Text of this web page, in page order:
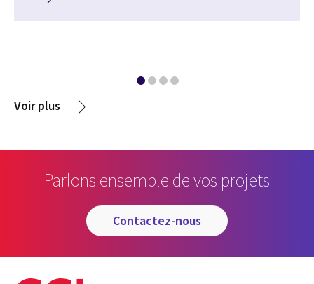
Voir plus
Parlons ensemble de vos projets
contactez-nous